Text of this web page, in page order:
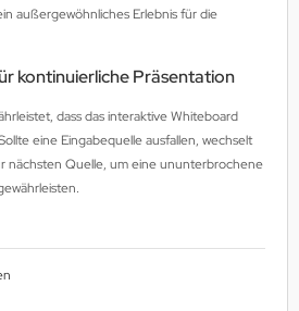
außergewöhnliches Erlebnis für die
kontinuierliche Präsentation
dass das interaktive Whiteboard
eine Eingabequelle ausfallen, wechselt
nächsten Quelle, um eine ununterbrochene